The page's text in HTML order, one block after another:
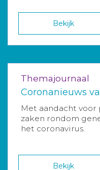
Bekijk
Themajournaal
Coronanieuws
Met aandacht voor
zaken rondom
het coronavirus.
Bekijk